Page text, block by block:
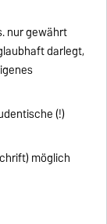
nur gewährt
darlegt,
(!)
möglich